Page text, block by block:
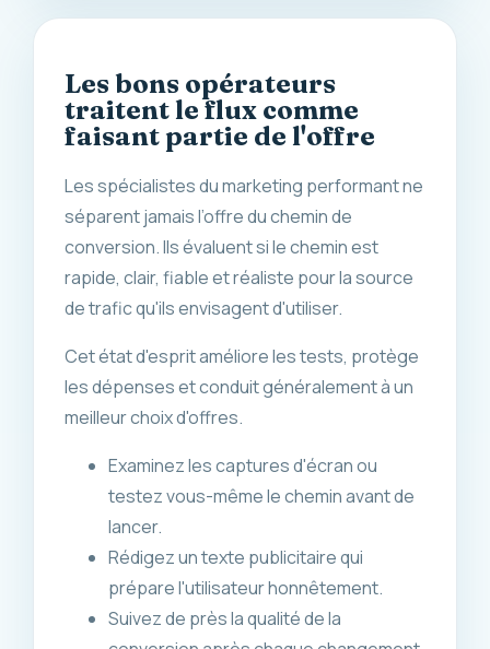
Les bons opérateurs
traitent le flux comme
faisant partie de l'offre
Les spécialistes du marketing performant ne
séparent jamais l’offre du chemin de
conversion. Ils évaluent si le chemin est
rapide, clair, fiable et réaliste pour la source
de trafic qu'ils envisagent d'utiliser.
Cet état d'esprit améliore les tests, protège
les dépenses et conduit généralement à un
meilleur choix d'offres.
Examinez les captures d'écran ou
testez vous-même le chemin avant de
lancer.
Rédigez un texte publicitaire qui
prépare l'utilisateur honnêtement.
Suivez de près la qualité de la